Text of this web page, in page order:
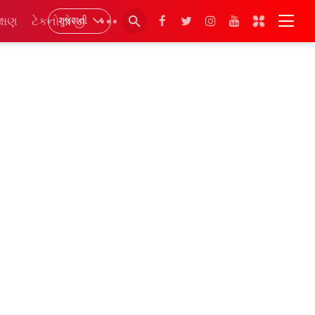
ટેકનોલોજી •••
ગુજરાતી